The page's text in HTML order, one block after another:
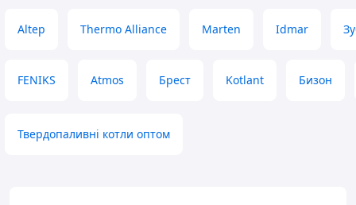
Altep Thermo Alliance Marten Idmar
FENIKS Atmos Брест Kotlant Бизон
Твердопаливні котли оптом